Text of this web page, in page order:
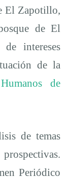
El Zapotillo,
de El
intereses
de la
de
de temas
Periódico